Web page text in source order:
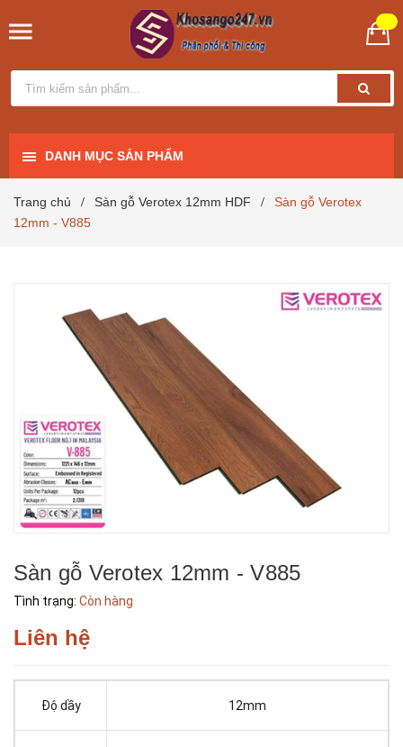
DANH MỤC SẢN PHẨM
Trang chủ / Sàn gỗ Verotex 12mm HDF /
Sàn gỗ Verotex
12mm - V885
Sàn gỗ Verotex 12mm - V885
Tình trạng: Còn hàng
Liên hệ
Độ dầy 12mm